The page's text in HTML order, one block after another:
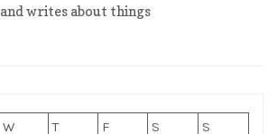
and writes about things
W T F S
S